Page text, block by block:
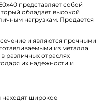
представляет собой
обладает высокой
нагрузкам. Продается
и являются прочными
из металла.
различных отраслях
их надежности и
широкое